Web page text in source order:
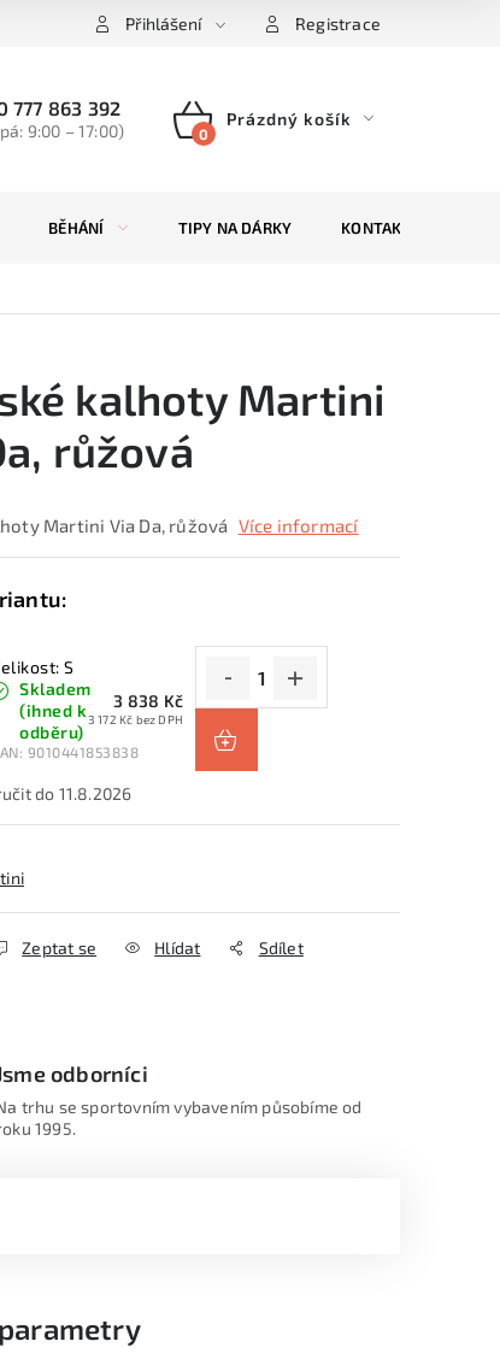
Přihlášení Registrace
777 863 392
9:00 – 17:00)
NÁKUPNÍ
Prázdný košík
BĚHÁNÍ TIPY NA DÁRKY KONTAKTY
kalhoty Martini
růžová
Martini Via Da, růžová Více informací
S
Skladem
(ihned k
odběru)
9010441853838
3 838 Kč
3 172 Kč bez DPH
11.8.2026
Zeptat se Hlídat Sdílet
odborníci
trhu se sportovním vybavením působíme od
1995.